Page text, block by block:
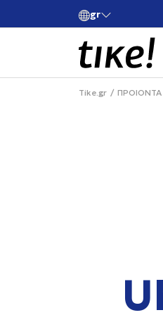
grΚάνε εγγραφή
Tike.gr ΠΡΟΙΟΝΤΑ